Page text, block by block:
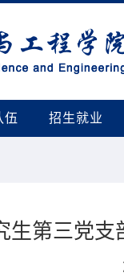
伍 招生就业
第三党